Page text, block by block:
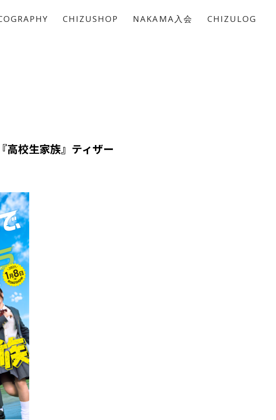
CHIZUSHOP NAKAMA入会 CHIZULOG
校生家族』ティザー